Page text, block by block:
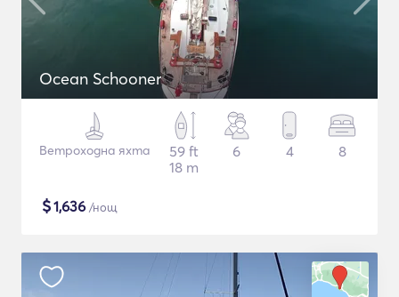
Ocean Schooner
Ветроходна яхта
59 ft
18 m
6 4 8
$1,636 /нощ